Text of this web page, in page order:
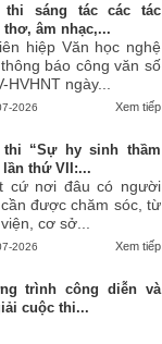
thi sáng tác các tác
thơ, âm nhạc,...
hiệp Văn học nghệ
báo công văn số
HVHNT ngày...
Xem tiếp
2026
thi “Sự hy sinh thầm
lần thứ VII:...
cứ nơi đâu có người
được chăm sóc, từ
cơ sở...
Xem tiếp
2026
trình công diễn và
cuộc thi...